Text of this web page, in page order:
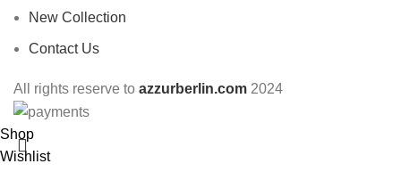
New Collection
Contact Us
All rights reserve to azzurberlin.com 2024
Shop
Wishlist